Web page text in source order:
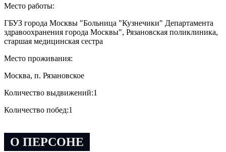
Место работы:
ГБУЗ города Москвы "Больница "Кузнечики" Департамента
здравоохранения города Москвы", Рязановская поликлиника,
старшая медицинская сестра
Место проживания:
Москва, п. Рязановское
Количество выдвижений:1
Количество побед:1
О ПЕРСОНЕ